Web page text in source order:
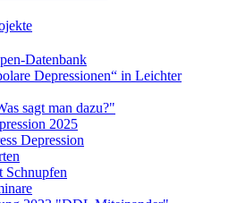
Datenbank
Depressionen“ in Leichter
sagt man dazu?"
2025
Depression
Schnupfen